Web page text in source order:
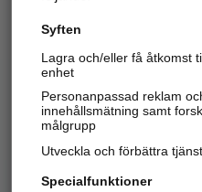
Hitta.se - Gratis
Sök företag, personer och
Hitta telefonnummer,
Syften
Lagra och/eller få åtkomst
enhet
Personanpassad reklam
innehållsmätning samt
målgrupp
Utveckla och förbättra
Specialfunktioner